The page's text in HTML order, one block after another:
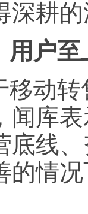
深耕
用户
移动
闻库
底线
的情